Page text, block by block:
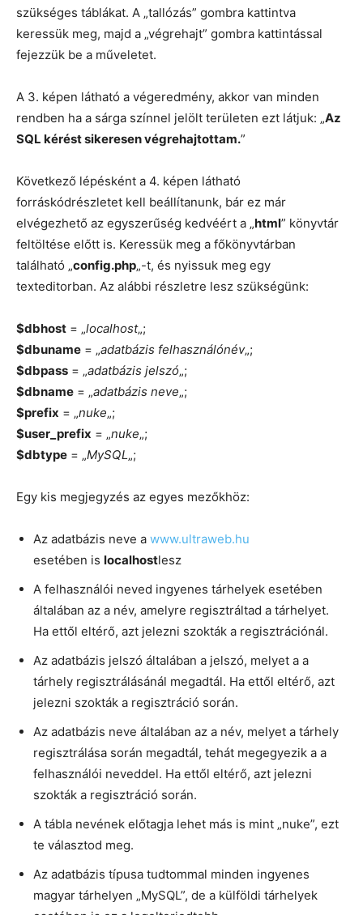
szükséges táblákat. A „tallózás” gombra kattintva
keressük meg, majd a „végrehajt” gombra kattintással
fejezzük be a műveletet.
A 3. képen látható a végeredmény, akkor van minden
rendben ha a sárga színnel jelölt területen ezt látjuk: „Az
SQL kérést sikeresen végrehajtottam.”
Következő lépésként a 4. képen látható
forráskódrészletet kell beállítanunk, bár ez már
elvégezhető az egyszerűség kedvéért a „html” könyvtár
feltöltése előtt is. Keressük meg a főkönyvtárban
található „config.php„-t, és nyissuk meg egy
texteditorban. Az alábbi részletre lesz szükségünk:
$dbhost = „localhost„;
$dbuname = „adatbázis felhasználónév„;
$dbpass = „adatbázis jelszó„;
$dbname = „adatbázis neve„;
$prefix = „nuke„;
$user_prefix = „nuke„;
$dbtype = „MySQL„;
Egy kis megjegyzés az egyes mezőkhöz:
Az adatbázis neve a www.ultraweb.hu
esetében is localhostlesz
A felhasználói neved ingyenes tárhelyek esetében
általában az a név, amelyre regisztráltad a tárhelyet.
Ha ettől eltérő, azt jelezni szokták a regisztrációnál.
Az adatbázis jelszó általában a jelszó, melyet a a
tárhely regisztrálásánál megadtál. Ha ettől eltérő, azt
jelezni szokták a regisztráció során.
Az adatbázis neve általában az a név, melyet a tárhely
regisztrálása során megadtál, tehát megegyezik a a
felhasználói neveddel. Ha ettől eltérő, azt jelezni
szokták a regisztráció során.
A tábla nevének előtagja lehet más is mint „nuke”, ezt
te választod meg.
Az adatbázis típusa tudtommal minden ingyenes
magyar tárhelyen „MySQL”, de a külföldi tárhelyek